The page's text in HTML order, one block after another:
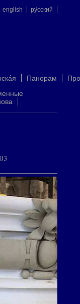
english ру́сский
Панорам